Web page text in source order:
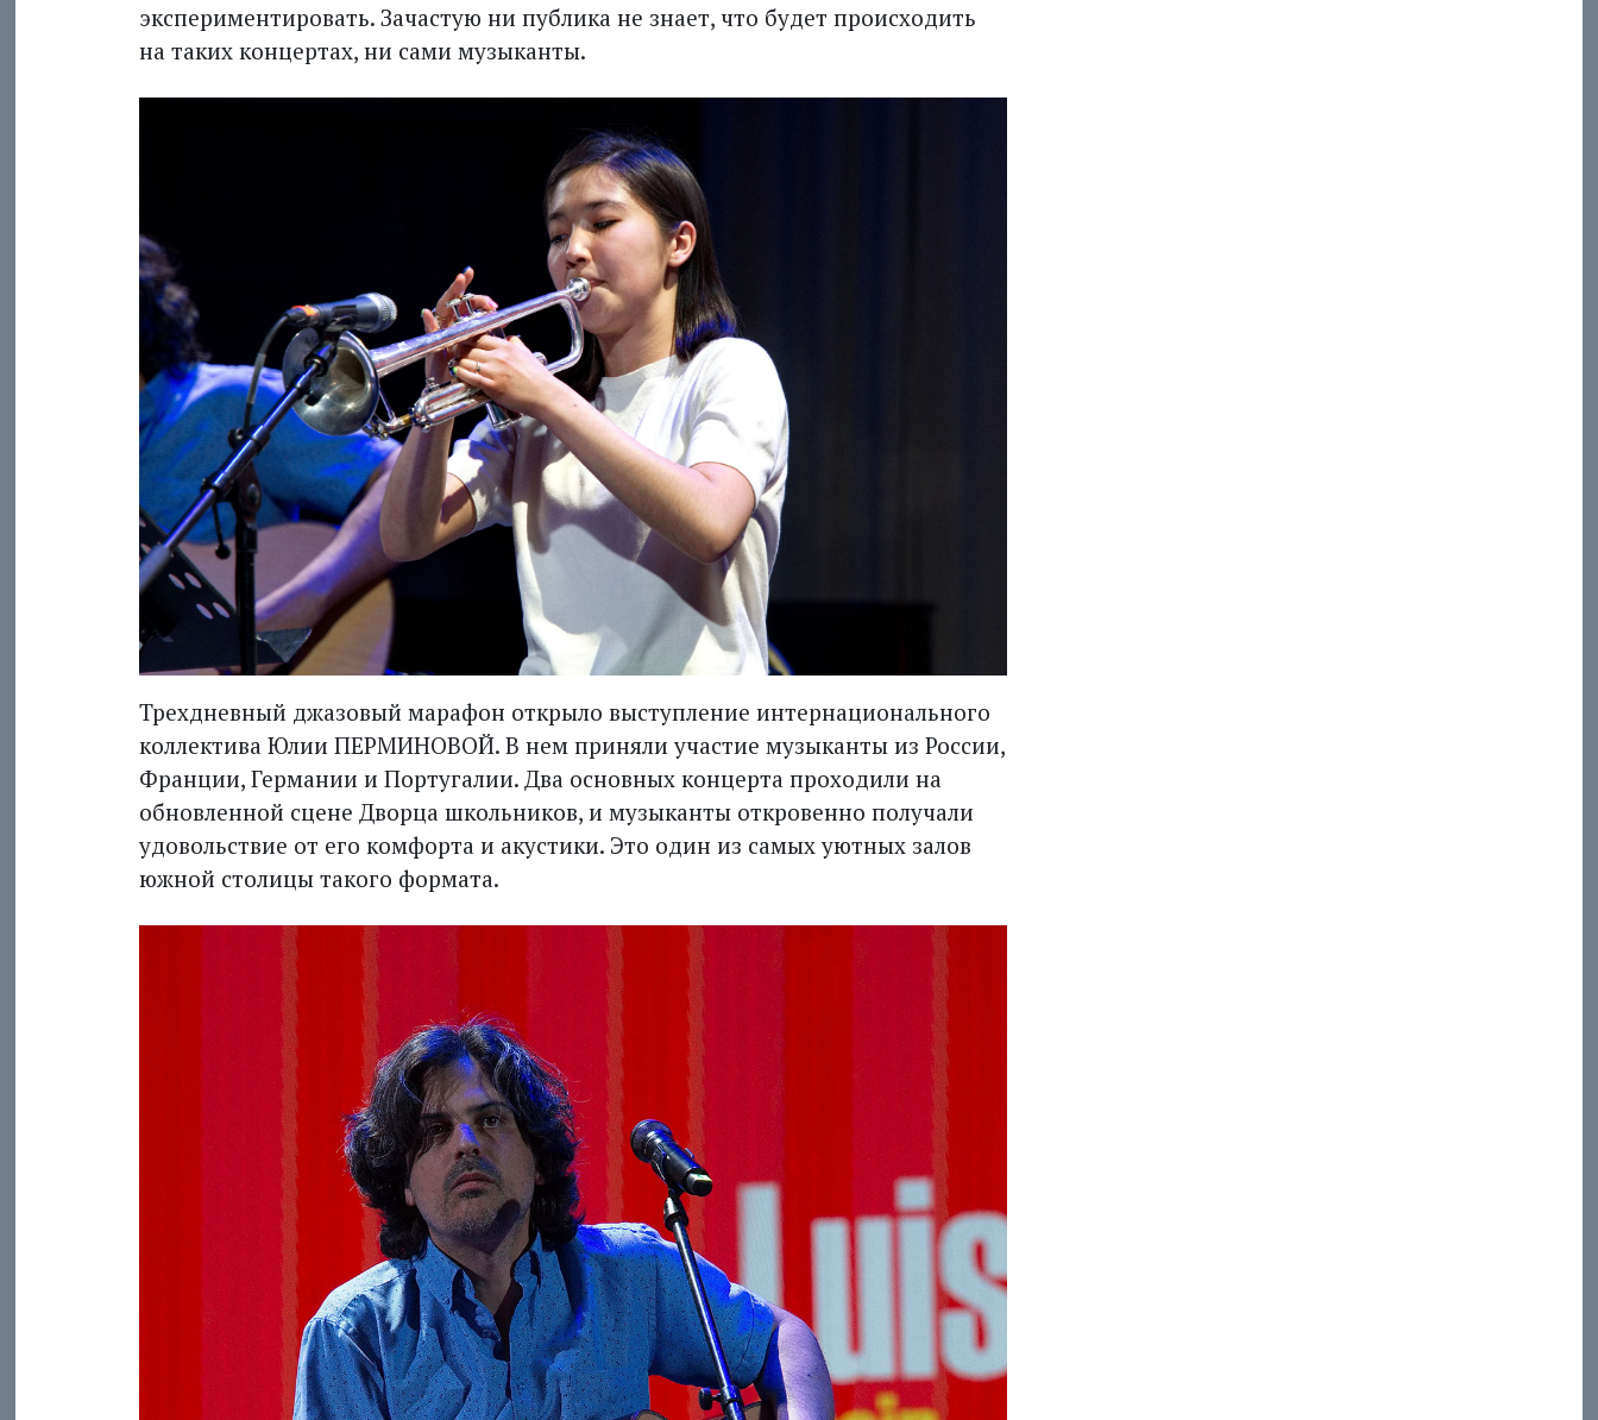
экспериментировать. Зачастую ни публика не знает, что будет происходить
на таких концертах, ни сами музыканты.
Трехдневный джазовый марафон открыло выступление интернационального
коллектива Юлии ПЕРМИНОВОЙ. В нем приняли участие музыканты из России,
Франции, Германии и Португалии. Два основных концерта проходили на
обновленной сцене Дворца школьников, и музыканты откровенно получали
удовольствие от его комфорта и акустики. Это один из самых уютных залов
южной столицы такого формата.